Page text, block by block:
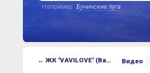
Например: Бунинские луга
← ЖК "VAVILOVE" (Вавилова, 69А) Видео